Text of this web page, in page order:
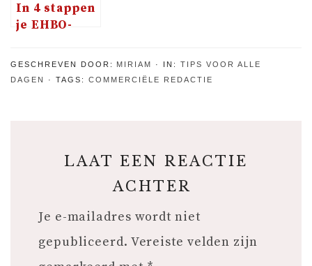
In 4 stappen
je EHBO-
geregeld en
vergoed
GESCHREVEN DOOR: MIRIAM IN: TIPS VOOR ALLE
DAGEN
TAGS: COMMERCIËLE REDACTIE
LAAT EEN REACTIE
ACHTER
Je e-mailadres wordt niet
gepubliceerd. Vereiste velden zijn